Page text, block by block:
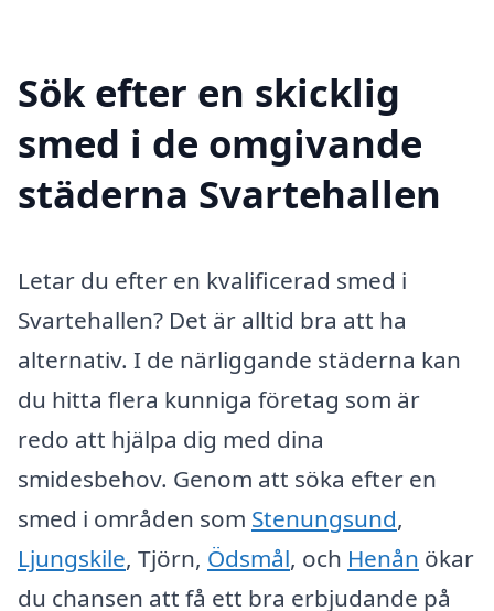
Sök efter en skicklig
smed i de omgivande
städerna Svartehallen
Letar du efter en kvalificerad smed i
Svartehallen? Det är alltid bra att ha
alternativ. I de närliggande städerna kan
du hitta flera kunniga företag som är
redo att hjälpa dig med dina
smidesbehov. Genom att söka efter en
smed i områden som Stenungsund,
Ljungskile, Tjörn, Ödsmål, och Henån ökar
du chansen att få ett bra erbjudande på